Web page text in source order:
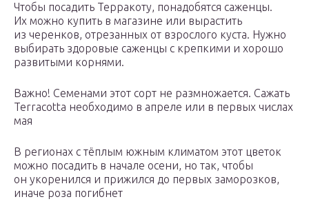
Чтобы посадить Терракоту, понадобятся саженцы.
Их можно купить в магазине или вырастить
из черенков, отрезанных от взрослого куста. Нужно
выбирать здоровые саженцы с крепкими и хорошо
развитыми корнями.
Важно! Семенами этот сорт не размножается. Сажать
Terracotta необходимо в апреле или в первых числах
мая
В регионах с тёплым южным климатом этот цветок
можно посадить в начале осени, но так, чтобы
он укоренился и прижился до первых заморозков,
иначе роза погибнет